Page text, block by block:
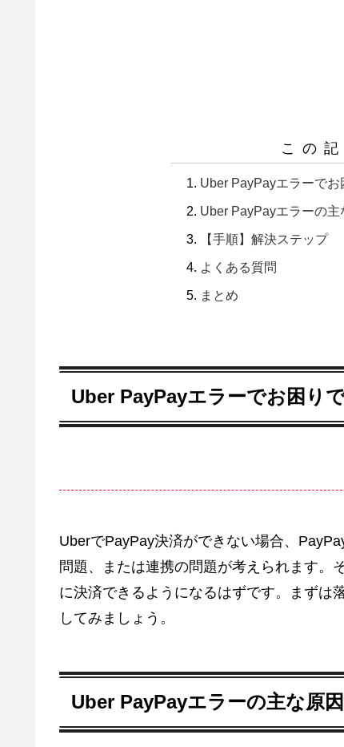
この
Uber PayPayエラーでお
Uber PayPayエラーの主
【手順】解決ステップ
よくある質問
まとめ
Uber PayPayエラーでお困り
UberでPayPay決済ができない場合、
問題、または連携の問題が考えられます。
に決済できるようになるはずです。まずは
してみましょう。
Uber PayPayエラーの主な原因